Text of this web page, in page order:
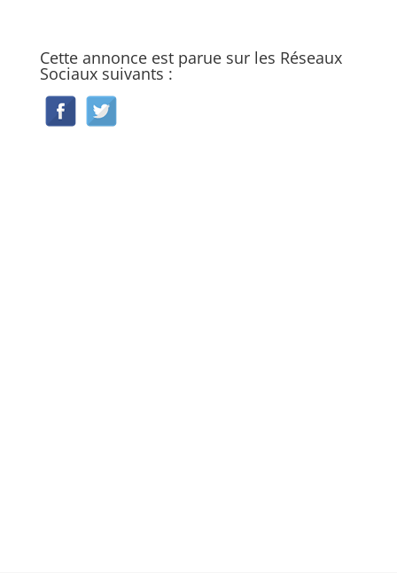
Cette annonce est parue sur les Réseaux
Sociaux suivants :